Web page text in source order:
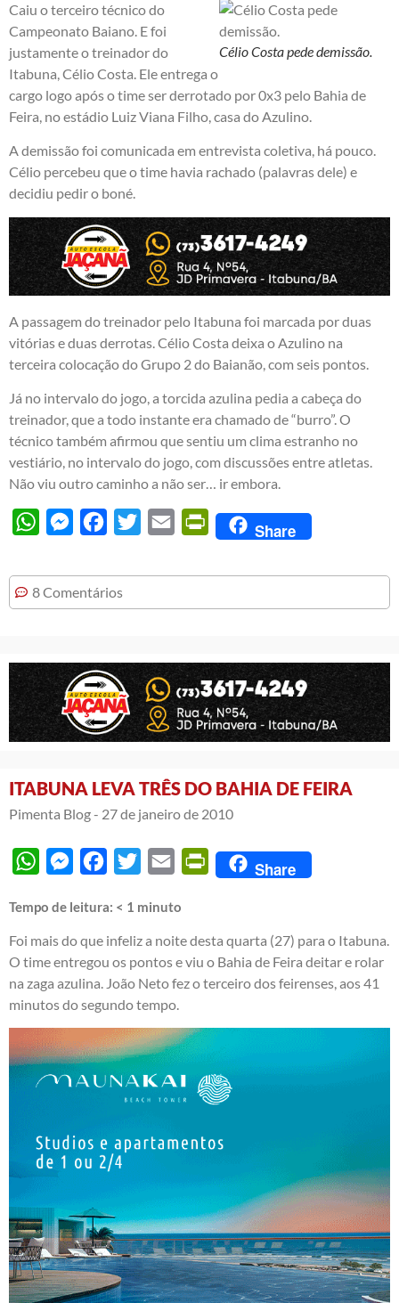
Célio Costa pede demissão.
Caiu o terceiro técnico do
Campeonato Baiano. E foi
justamente o treinador do
Itabuna, Célio Costa. Ele entrega o
cargo logo após o time ser derrotado por 0x3 pelo Bahia de
Feira, no estádio Luiz Viana Filho, casa do Azulino.
A demissão foi comunicada em entrevista coletiva, há pouco.
Célio percebeu que o time havia rachado (palavras dele) e
decidiu pedir o boné.
A passagem do treinador pelo Itabuna foi marcada por duas
vitórias e duas derrotas. Célio Costa deixa o Azulino na
terceira colocação do Grupo 2 do Baianão, com seis pontos.
Já no intervalo do jogo, a torcida azulina pedia a cabeça do
treinador, que a todo instante era chamado de “burro”. O
técnico também afirmou que sentiu um clima estranho no
vestiário, no intervalo do jogo, com discussões entre atletas.
Não viu outro caminho a não ser… ir embora.
WhatsAppMessengerFacebook
Twitter Email PrintFriendly
Share
8 Comentários
ITABUNA LEVA TRÊS DO BAHIA DE FEIRA
Pimenta Blog - 27 de janeiro de 2010
WhatsAppMessengerFacebook
Twitter Email PrintFriendly
Share
Tempo de leitura: < 1 minuto
Foi mais do que infeliz a noite desta quarta (27) para o Itabuna.
O time entregou os pontos e viu o Bahia de Feira deitar e rolar
na zaga azulina. João Neto fez o terceiro dos feirenses, aos 41
minutos do segundo tempo.